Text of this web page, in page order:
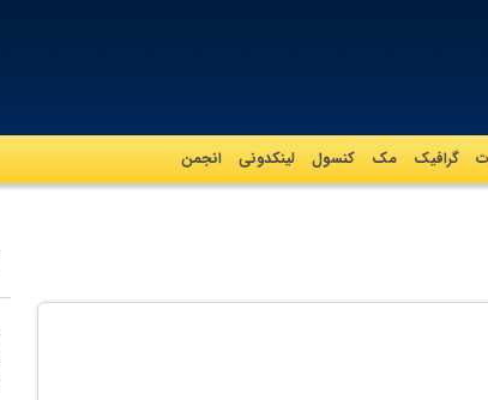
گرافيک مک کنسول لینکدونی انجمن